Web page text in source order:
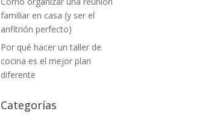
familiar en casa (y ser el
anfitrión perfecto)
Por qué hacer un taller de
cocina es el mejor plan
diferente
Categorías